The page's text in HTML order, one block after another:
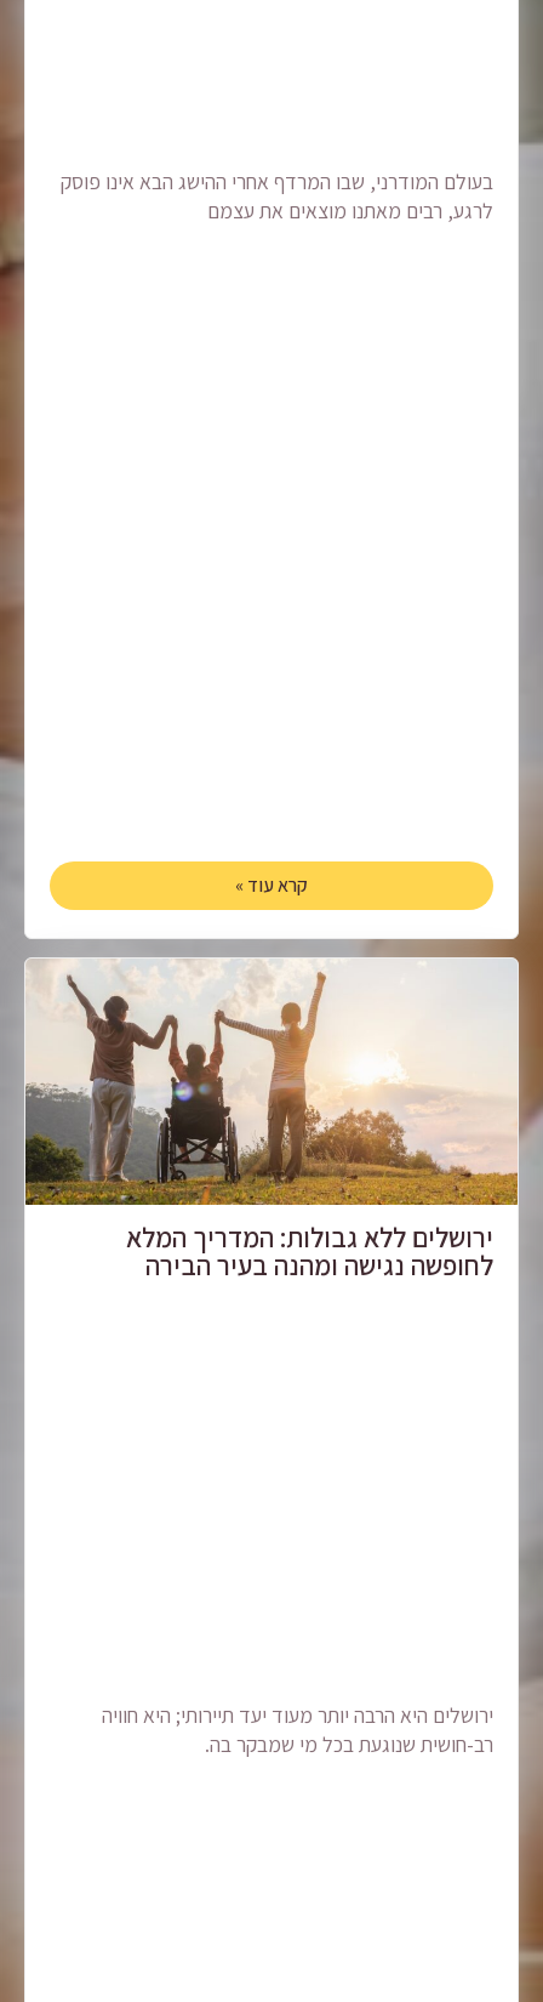
בעולם המודרני, שבו המרדף אחרי ההישג הבא אינו פוסק
לרגע, רבים מאתנו מוצאים את עצמם
קרא עוד »
ירושלים ללא גבולות: המדריך המלא
לחופשה נגישה ומהנה בעיר הבירה
ירושלים היא הרבה יותר מעוד יעד תיירותי; היא חוויה
רב-חושית שנוגעת בכל מי שמבקר בה.